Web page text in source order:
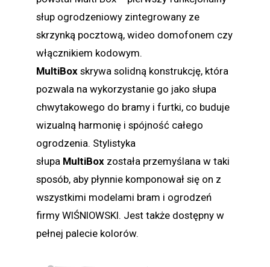
słup ogrodzeniowy zintegrowany ze
skrzynką pocztową, wideo domofonem czy
włącznikiem kodowym.
MultiBox skrywa solidną konstrukcję, która
pozwala na wykorzystanie go jako słupa
chwytakowego do bramy i furtki, co buduje
wizualną harmonię i spójność całego
ogrodzenia. Stylistyka
słupa MultiBox została przemyślana w taki
sposób, aby płynnie komponował się on z
wszystkimi modelami bram i ogrodzeń
firmy WIŚNIOWSKI. Jest także dostępny w
pełnej palecie kolorów.